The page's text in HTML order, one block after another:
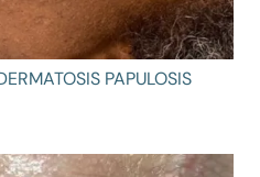
PAPULOSIS